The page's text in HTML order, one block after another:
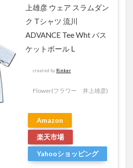
上雄彦 ウェア スラムダン
ク Tシャツ 流川
ADVANCE Tee Wht バス
ケットボール L
created by Rinker
Flower(フラワー 井上雄彦)
Amazon
楽天市場
Yahooショッピング